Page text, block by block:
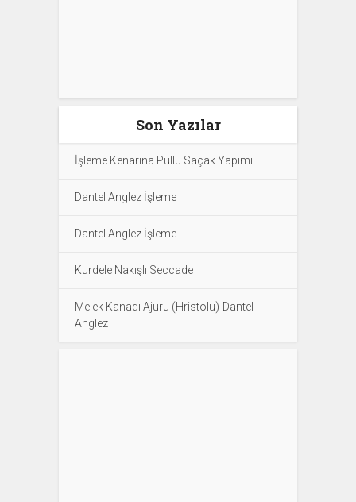
Son Yazılar
İşleme Kenarına Pullu Saçak Yapımı
Dantel Anglez İşleme
Dantel Anglez İşleme
Kurdele Nakışlı Seccade
Melek Kanadı Ajuru (Hristolu)-Dantel
Anglez